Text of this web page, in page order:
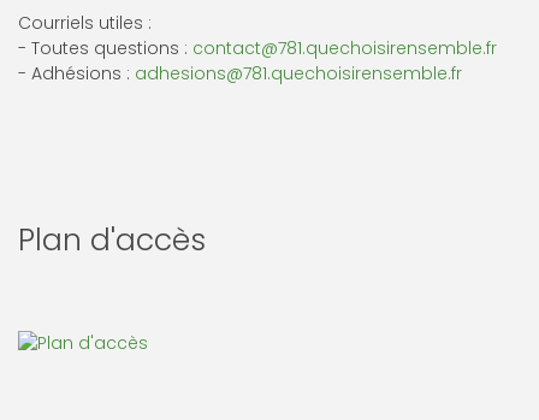
Courriels utiles :
- Toutes questions : contact@781.quechoisirensemble.fr
- Adhésions : adhesions@781.quechoisirensemble.fr
Plan d'accès